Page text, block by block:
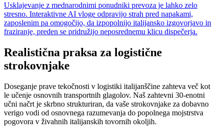
Usklajevanje z mednarodnimi ponudniki prevoza je lahko zelo
stresno. Interaktivne AI vloge odpravijo strah pred napakami,
zaposlenim pa omogočijo, da izpopolnijo italijansko izgovorjavo in
fraziranje, preden se pridružijo neposrednemu klicu dispečerja.
Realistična praksa za logistične
strokovnjake
Doseganje prave tekočnosti v logistiki italijanščine zahteva več kot
le učenje osnovnih transportnih glagolov. Naš zahtevni 30-enotni
učni načrt je skrbno strukturiran, da vaše strokovnjake za dobavno
verigo vodi od osnovnega razumevanja do popolnega mojstrstva
pogovora v živahnih italijanskih tovornih okoljih.